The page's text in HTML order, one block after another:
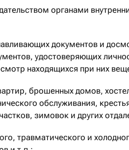
органами
документов и
удостоверяющих
находящихся при них
брошенных домов,
обслуживания,
зимовок и других
травматического и